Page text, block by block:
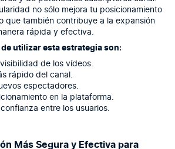
no sólo mejora tu posicionamiento
que también contribuye a la expansión
rápida y efectiva.
utilizar esta estrategia son:
de los vídeos.
rápido del canal.
espectadores.
en la plataforma.
entre los usuarios.
Más Segura y Efectiva para